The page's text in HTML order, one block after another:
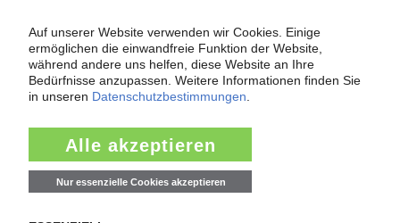
« Zurück Weiter »
Rubriken
24.552 Unternehmen